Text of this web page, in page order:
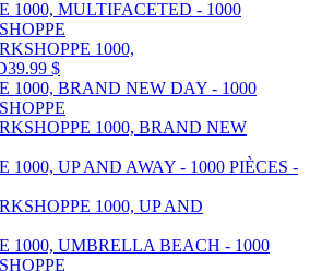
1000,
39.99 $
1000, BRAND NEW
1000, UP AND